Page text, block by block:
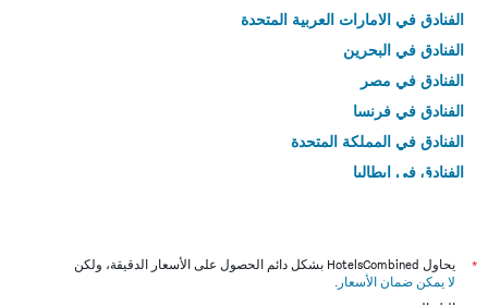
الفنادق في الامارات العربية المتحدة
الفنادق في البحرين
الفنادق في مصر
الفنادق في فرنسا
الفنادق في المملكة المتحدة
الفنادق في إيطاليا
*
يحاول HotelsCombined بشكل دائم الحصول على الأسعار الدقيقة، ولكن
لا يمكن ضمان الأسعار .